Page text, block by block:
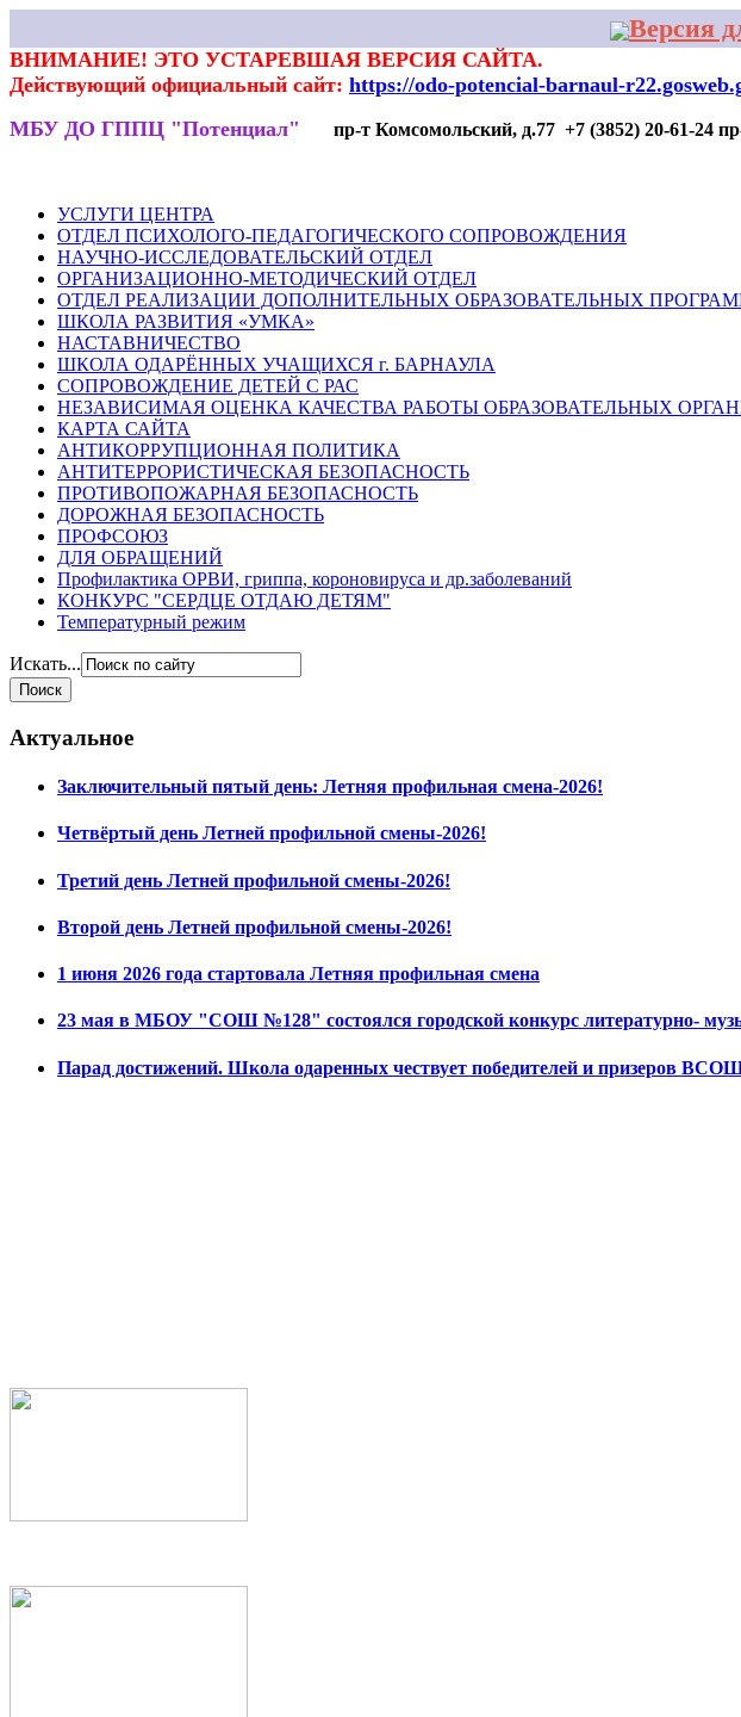
Версия
ВНИМАНИЕ! ЭТО УСТАРЕВШАЯ ВЕРСИЯ САЙТА.
Действующий официальный сайт: https://odo-potencial-barnaul-
МБУ ДО ГППЦ "Потенциал"
пр-т Комсомольский, д.77 +7 (3852) 20-61-24
УСЛУГИ ЦЕНТРА
ОТДЕЛ ПСИХОЛОГО-ПЕДАГОГИЧЕСКОГО СОПРОВОЖДЕНИЯ
НАУЧНО-ИССЛЕДОВАТЕЛЬСКИЙ ОТДЕЛ
ОРГАНИЗАЦИОННО-МЕТОДИЧЕСКИЙ ОТДЕЛ
ОТДЕЛ РЕАЛИЗАЦИИ ДОПОЛНИТЕЛЬНЫХ ОБРАЗОВАТЕЛЬНЫХ
ШКОЛА РАЗВИТИЯ «УМКА»
НАСТАВНИЧЕСТВО
ШКОЛА ОДАРЁННЫХ УЧАЩИХСЯ г. БАРНАУЛА
СОПРОВОЖДЕНИЕ ДЕТЕЙ С РАС
НЕЗАВИСИМАЯ ОЦЕНКА КАЧЕСТВА РАБОТЫ ОБРАЗОВАТЕЛЬНЫХ
КАРТА САЙТА
АНТИКОРРУПЦИОННАЯ ПОЛИТИКА
АНТИТЕРРОРИСТИЧЕСКАЯ БЕЗОПАСНОСТЬ
ПРОТИВОПОЖАРНАЯ БЕЗОПАСНОСТЬ
ДОРОЖНАЯ БЕЗОПАСНОСТЬ
ПРОФСОЮЗ
ДЛЯ ОБРАЩЕНИЙ
Профилактика ОРВИ, гриппа, короновируса и др.заболеваний
КОНКУРС "СЕРДЦЕ ОТДАЮ ДЕТЯМ"
Температурный режим
Искать...
Актуальное
Заключительный пятый день: Летняя профильная смена-2026!
Четвёртый день Летней профильной смены-2026!
Третий день Летней профильной смены-2026!
Второй день Летней профильной смены-2026!
1 июня 2026 года стартовала Летняя профильная смена
23 мая в МБОУ "СОШ №128" состоялся городской конкурс литературно-
Парад достижений. Школа одаренных чествует победителей и призеров